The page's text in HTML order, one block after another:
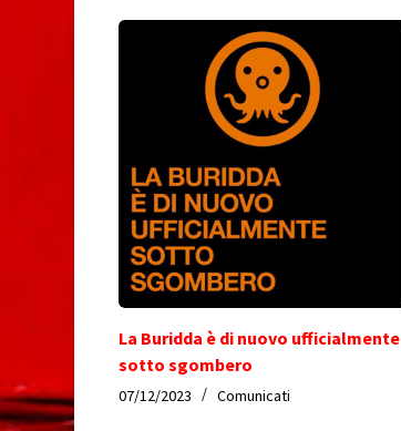
La Buridda è di nuovo ufficialmente
sotto sgombero
07/12/2023 Comunicati